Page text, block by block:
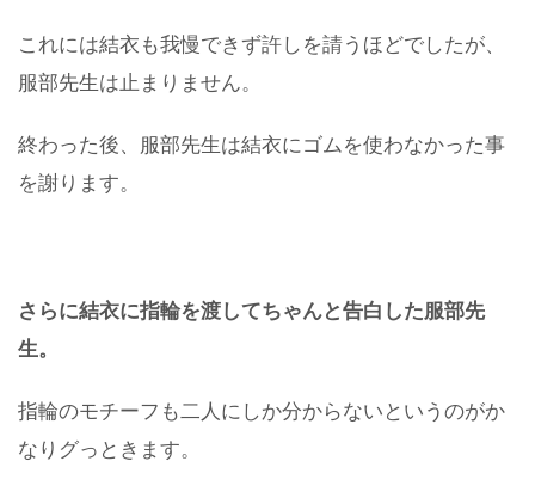
これには結衣も我慢できず許しを請うほどでしたが、
服部先生は止まりません。
終わった後、服部先生は結衣にゴムを使わなかった事
を謝ります。
さらに結衣に指輪を渡してちゃんと告白した服部先
生。
指輪のモチーフも二人にしか分からないというのがか
なりグっときます。